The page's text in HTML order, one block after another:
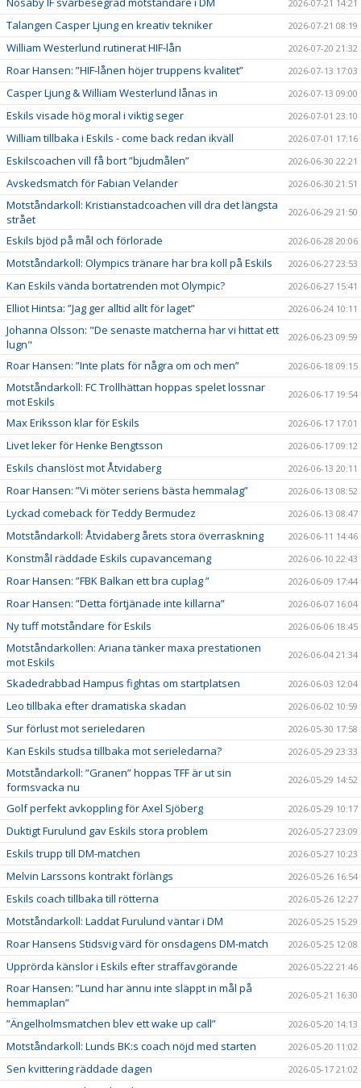
2026-07-21 14:21
Talangen Casper Ljung en kreativ tekniker 2026-07-21 08:19
William Westerlund rutinerat HIF-lån 2026-07-20 21:32
Roar Hansen: ”HIF-lånen höjer truppens kvalitet” 2026-07-13 17:03
Casper Ljung & William Westerlund lånas in 2026-07-13 09:00
Eskils visade hög moral i viktig seger 2026-07-01 23:10
William tillbaka i Eskils - come back redan ikväll 2026-07-01 17:16
Eskilscoachen vill få bort ”bjudmålen” 2026-06-30 22:21
Avskedsmatch för Fabian Velander 2026-06-30 21:51
Motståndarkoll: Kristianstadcoachen vill dra det längsta
strået
2026-06-29 21:50
Eskils bjöd på mål och förlorade 2026-06-28 20:06
Motståndarkoll: Olympics tränare har bra koll på Eskils 2026-06-27 23:53
Kan Eskils vända bortatrenden mot Olympic? 2026-06-27 15:41
Elliot Hintsa: ”Jag ger alltid allt för laget” 2026-06-24 10:11
Johanna Olsson: "De senaste matcherna har vi hittat ett
lugn"
2026-06-23 09:59
Roar Hansen: ”Inte plats för några om och men” 2026-06-18 09:15
Motståndarkoll: FC Trollhättan hoppas spelet lossnar
mot Eskils
2026-06-17 19:54
Max Eriksson klar för Eskils 2026-06-17 17:01
Livet leker för Henke Bengtsson 2026-06-17 09:12
Eskils chanslöst mot Åtvidaberg 2026-06-13 20:11
Roar Hansen: ”Vi möter seriens bästa hemmalag” 2026-06-13 08:52
Lyckad comeback för Teddy Bermudez 2026-06-13 08:47
Motståndarkoll: Åtvidaberg årets stora överraskning 2026-06-11 14:46
Konstmål räddade Eskils cupavancemang 2026-06-10 22:43
Roar Hansen: ”FBK Balkan ett bra cuplag ” 2026-06-09 17:44
Roar Hansen: ”Detta förtjänade inte killarna” 2026-06-07 16:04
Ny tuff motståndare för Eskils 2026-06-06 18:45
Motståndarkollen: Ariana tänker maxa prestationen
mot Eskils
2026-06-04 21:34
Skadedrabbad Hampus fightas om startplatsen 2026-06-03 12:04
Leo tillbaka efter dramatiska skadan 2026-06-02 10:59
Sur förlust mot serieledaren 2026-05-30 17:58
Kan Eskils studsa tillbaka mot serieledarna? 2026-05-29 23:33
Motståndarkoll: ”Granen” hoppas TFF är ut sin
formsvacka nu
2026-05-29 14:52
Golf perfekt avkoppling för Axel Sjöberg 2026-05-29 10:17
Duktigt Furulund gav Eskils stora problem 2026-05-27 23:09
Eskils trupp till DM-matchen 2026-05-27 10:23
Melvin Larssons kontrakt förlängs 2026-05-26 16:54
Eskils coach tillbaka till rötterna 2026-05-26 12:27
Motståndarkoll: Laddat Furulund väntar i DM 2026-05-25 15:29
Roar Hansens Stidsvig värd för onsdagens DM-match 2026-05-25 12:08
Upprörda känslor i Eskils efter straffavgörande 2026-05-22 21:46
Roar Hansen: ”Lund har ännu inte släppt in mål på
hemmaplan”
2026-05-21 16:30
”Ängelholmsmatchen blev ett wake up call” 2026-05-20 14:13
Motståndarkoll: Lunds BK:s coach nöjd med starten 2026-05-20 11:02
Sen kvittering räddade dagen 2026-05-17 21:02